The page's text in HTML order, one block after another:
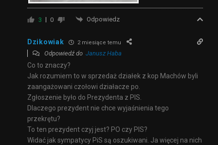
3 0 Odpowiedz
Dzikowiak 2 miesiące temu
Odpowiedź do Janusz Haba
Co to znaczy?
Jak rozumiem to w sprzedaż działek z kop Machów byli
zaangażowani czołowi działacze po.
Zgłoszenie było do Prezydenta z PIS.
Dlaczego prezydent nie chce wyjaśnienia tego
przekrętu?
To ten prezydent czyj jest? PO czy PIS?
Widać jak sympatycy PiS są oszukiwani. Ja więcej na nich